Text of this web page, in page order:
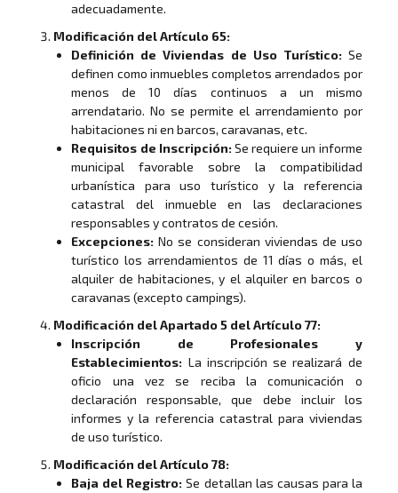
adecuadamente.
Modificación del Artículo 65:
Definición de Viviendas de Uso Turístico:Se
definen como inmuebles completos arrendados por
menos de 10 días continuos a un mismo
arrendatario. No se permite el arrendamiento por
habitaciones ni en barcos, caravanas, etc.
Requisitos de Inscripción:Se requiere un informe
municipal favorable sobre la compatibilidad
urbanística para uso turístico y la referencia
catastral del inmueble en las declaraciones
responsables y contratos de cesión.
Excepciones: No se consideran viviendas de uso
turístico los arrendamientos de 11 días o más, el
alquiler de habitaciones, y el alquiler en barcos o
caravanas (excepto campings).
Modificación del Apartado 5 del Artículo 77:
Inscripción de Profesionales y
Establecimientos: La inscripción se realizará de
oficio una vez se reciba la comunicación o
declaración responsable, que debe incluir los
informes y la referencia catastral para viviendas
de uso turístico.
Modificación del Artículo 78:
Baja del Registro: Se detallan las causas para la